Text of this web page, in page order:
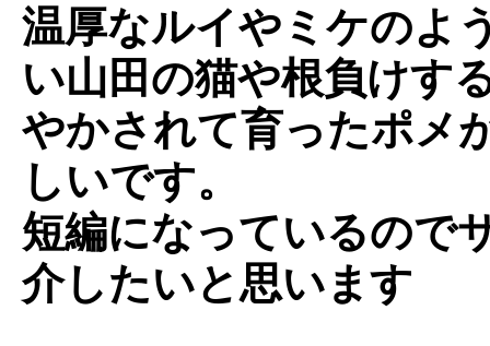
温厚なルイやミケのよ
い山田の猫や根負けす
やかされて育ったポメ
しいです。
短編になっているので
介したいと思います